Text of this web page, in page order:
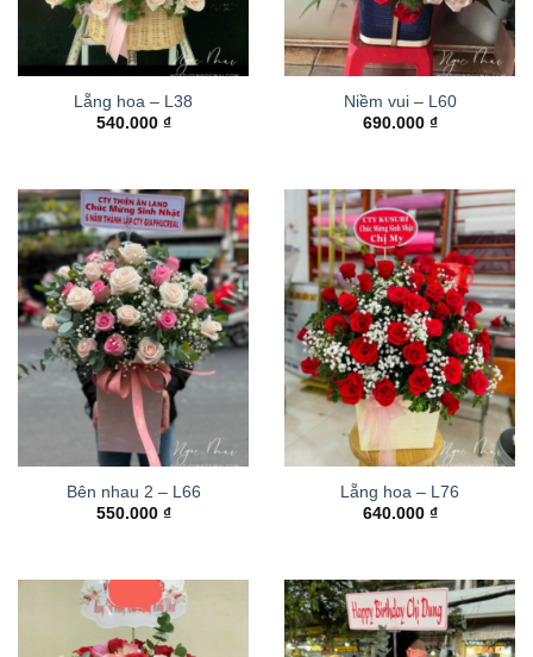
Lẵng hoa – L38
540.000 ₫
Niềm vui – L60
690.000 ₫
Bên nhau 2 – L66
550.000 ₫
Lẵng hoa – L76
640.000 ₫